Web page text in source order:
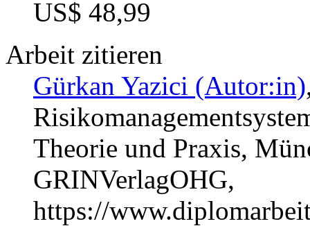
US$ 48,99
Arbeit zitieren
Gürkan Yazici (Autor:in)
Theorie und Praxis,
GRINVerlagOHG,
https://